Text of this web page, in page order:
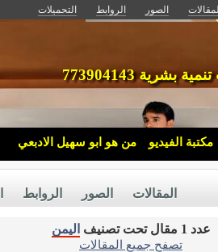
المقالات الصور الروابط التحميلات
773904143
مكتبة الفيديو من هو ابو سهيل الادبعي
الروابط الصور المقالات
عدد 1 مقال تحت تصنيف
اليمن
تصفح جميع المقالات